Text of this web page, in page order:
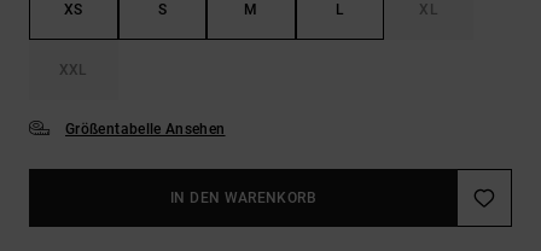
XS S M L XL
XXL
Größentabelle Ansehen
IN DEN WARENKORB